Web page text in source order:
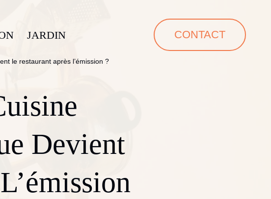
JARDIN CONTACT
le restaurant après l’émission ?
Devient